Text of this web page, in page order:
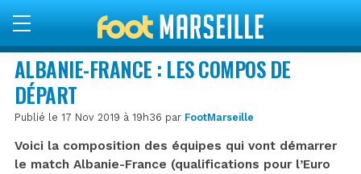
ALBANIE-FRANCE : LES COMPOS DE
DÉPART
Publié le 17 Nov 2019 à 19h36 par FootMarseille
Voici la composition des équipes qui vont démarrer
le match Albanie-France (qualifications pour l’Euro